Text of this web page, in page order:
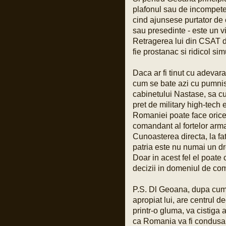
plafonul sau de
cind ajunsese purtator de
sau presedinte - este un
Retragerea lui din CSAT
fie prostanac si ridicol
Daca ar fi tinut cu
cum se bate azi cu
cabinetului Nastase, sa
pret de military high-tech
Romaniei poate face
comandant al fortelor
Cunoasterea directa, la
patria este nu numai un
Doar in acest fel el poate
decizii in domeniul de
P.S. Dl Geoana, dupa
apropiat lui, are centrul
printr-o gluma, va cistiga
ca Romania va fi